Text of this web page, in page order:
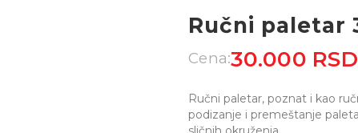
Ručni paletar
Cena:30.000 RSD
Ručni paletar, poznat i kao
podizanje i premeštanje